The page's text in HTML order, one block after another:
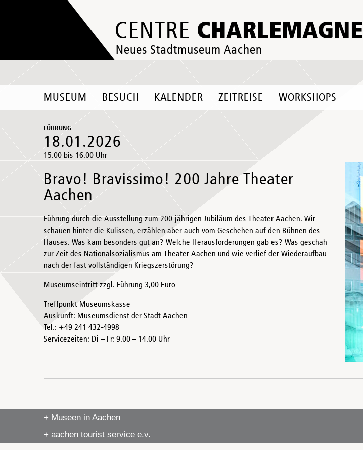
CENTRE CHARLEMAGNE
Neues Stadtmuseum Aachen
MUSEUM BESUCH KALENDER ZEITREISE WORKSHOPS
FÜHRUNG
18.01.2026
15.00 bis 16.00 Uhr
Bravo! Bravissimo! 200 Jahre Theater
Aachen
Führung durch die Ausstellung zum 200-jährigen Jubiläum des Theater Aachen. Wir
schauen hinter die Kulissen, erzählen aber auch vom Geschehen auf den Bühnen des
Hauses. Was kam besonders gut an? Welche Herausforderungen gab es? Was geschah
zur Zeit des Nationalsozialismus am Theater Aachen und wie verlief der Wiederaufbau
nach der fast vollständigen Kriegszerstörung?
Museumseintritt zzgl. Führung 3,00 Euro
Treffpunkt Museumskasse
Auskunft: Museumsdienst der Stadt Aachen
Tel.: +49 241 432-4998
Servicezeiten: Di – Fr: 9.00 – 14.00 Uhr
+ Museen in Aachen
+ aachen tourist service e.v.